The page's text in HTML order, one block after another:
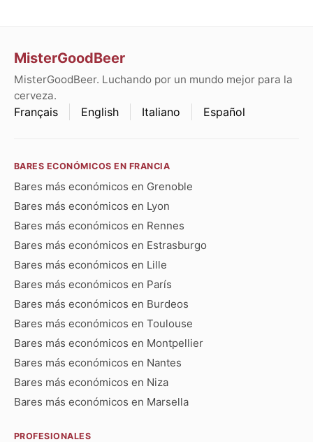
MisterGoodBeer
MisterGoodBeer. Luchando por un mundo mejor para la
cerveza.
Français English Italiano Español
BARES ECONÓMICOS EN FRANCIA
Bares más económicos en Grenoble
Bares más económicos en Lyon
Bares más económicos en Rennes
Bares más económicos en Estrasburgo
Bares más económicos en Lille
Bares más económicos en París
Bares más económicos en Burdeos
Bares más económicos en Toulouse
Bares más económicos en Montpellier
Bares más económicos en Nantes
Bares más económicos en Niza
Bares más económicos en Marsella
PROFESIONALES